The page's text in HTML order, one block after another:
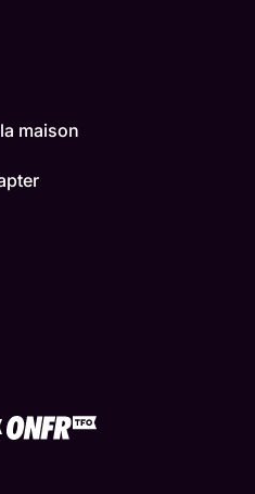
maison